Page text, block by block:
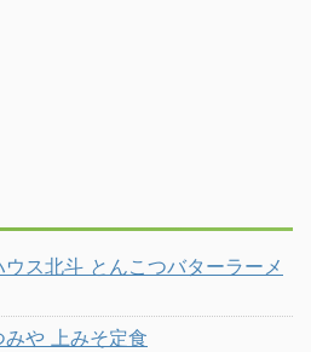
ス北斗 とんこつバターラーメ
や 上みそ定食